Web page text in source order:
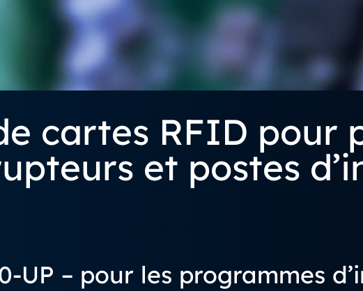
cartes RFID pour
et postes
UP – pour les programmes